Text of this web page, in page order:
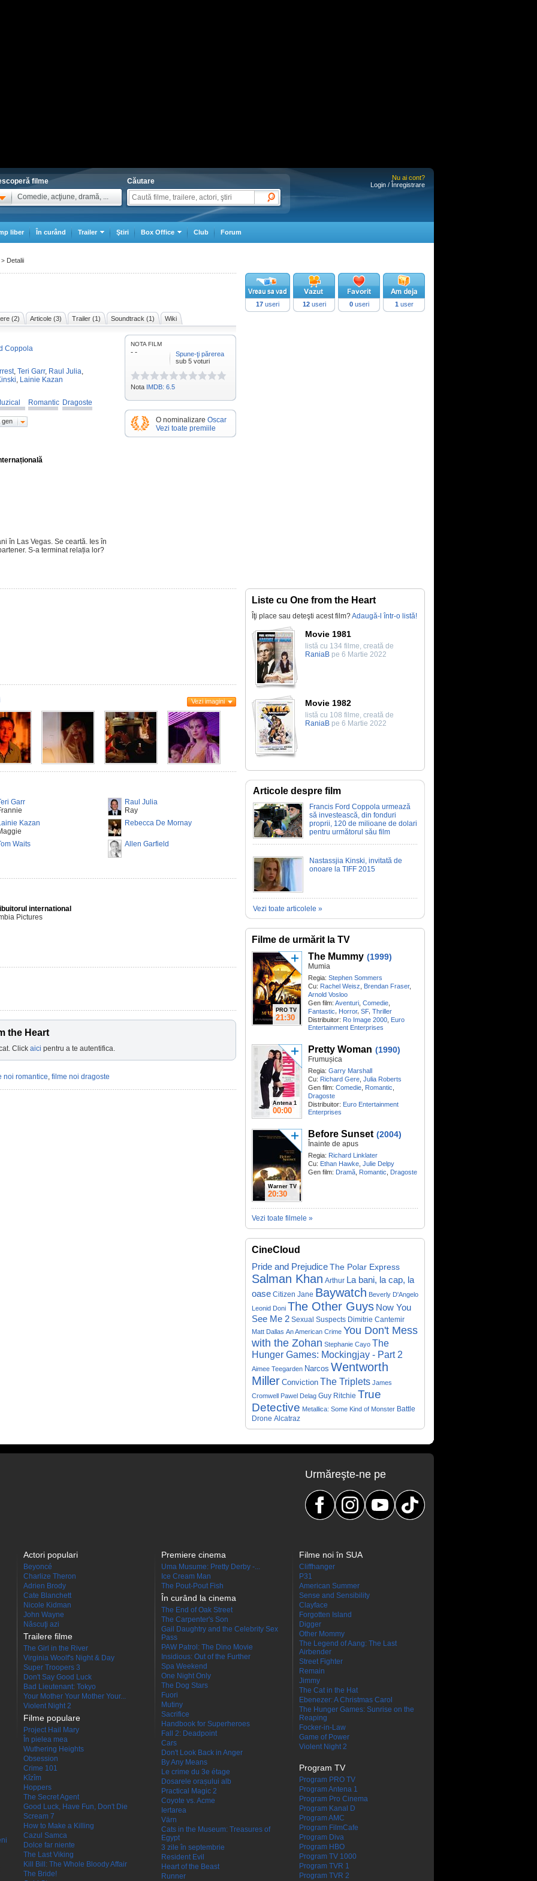
filme
Comedie, acţiune, dramă, ...
Căutare
Nu ai cont?
Login / Înregistrare
liber În curând Trailer Ştiri Box Office Club Forum
(2) Articole (3) Trailer (1) Soundtrack (1) Wiki
Coppola
, Teri Garr, Raul Julia,
, Lainie Kazan
Romantic Dragoste
gen
în Las Vegas. Se ceartă. Ies în
S-a terminat relația lor?
NOTA FILM
- -
Spune-ţi părerea
sub 5 voturi
Nota IMDB: 6.5
O nominalizare Oscar
Vezi toate premiile
17 useri 12useri 0useri 1 user
Vezi imagini
Garr
Raul Julia
Ray
Kazan
Rebecca De Mornay
Waits Allen Garfield
international
Pictures
the Heart
Click aici pentru a te autentifica.
noi romantice, filme noi dragoste
Liste cu One from the Heart
Îţi place sau deteşti acest film?Adaugă-l într-o listă!
Movie 1981
listă cu 134 filme, creată de
RaniaB pe 6 Martie 2022
Movie 1982
listă cu 108 filme, creată de
RaniaB pe 6 Martie 2022
Articole despre film
Francis Ford Coppola urmează
să investească, din fonduri
proprii, 120 de milioane de dolari
pentru următorul său film
Nastassjia Kinski, invitată de
onoare la TIFF 2015
Vezi toate articolele »
Filme de urmărit la TV
PRO TV
21:30
The Mummy (1999)
Mumia
Regia: Stephen Sommers
Cu: Rachel Weisz Brendan Fraser,
Arnold Vosloo
Gen film: Aventuri Comedie
Fantastic, Horror, SF, Thriller
Distribuitor: Ro Image 2000 Euro
Entertainment Enterprises
Antena 1
00:00
Pretty Woman (1990)
Frumușica
Regia: Garry Marshall
Cu: Richard Gere Julia Roberts
Gen film: Comedie Romantic
Dragoste
Distribuitor: Euro Entertainment
Enterprises
Warner TV
20:30
Before Sunset (2004)
Înainte de apus
Regia: Richard Linklater
Cu: Ethan Hawke Julie Delpy
Gen film: Dramă Romantic Dragoste
Vezi toate filmele »
CineCloud
Pride and PrejudiceThe Polar Express
Salman Khan Arthur La bani, la cap, la
oase Citizen Jane Baywatch Beverly D'Angelo
Leonid Doni The Other Guys Now You
See Me 2 Sexual Suspects Dimitrie Cantemir
Matt Dallas An American Crime You Don't Mess
with the Zohan Stephanie Cayo The
Hunger Games: Mockingjay - Part 2
Aimee Teegarden Narcos Wentworth
Miller Conviction The Triplets James
Cromwell Pawel Delag Guy Ritchie True
Detective Metallica: Some Kind of Monster Battle
Drone Alcatraz
> Detalii
Urmăreşte-ne pe
Actori populari
Beyoncé
Charlize Theron
Adrien Brody
Cate Blanchett
Nicole Kidman
John Wayne
Născuţi azi
Trailere filme
The Girl in the River
Virginia Woolf's Night & Day
Super Troopers 3
Don't Say Good Luck
Bad Lieutenant: Tokyo
Your Mother Your Mother Your...
Violent Night 2
Filme populare
Project Hail Mary
În pielea mea
Wuthering Heights
Obsession
Crime 101
Kîzîm
Hoppers
The Secret Agent
Good Luck, Have Fun, Don't Die
Scream 7
How to Make a Killing
Cazul Samca
Dolce far niente
The Last Viking
Kill Bill: The Whole Bloody Affair
The Bride!
Premiere cinema
Uma Musume: Pretty Derby -...
Ice Cream Man
The Pout-Pout Fish
În curând la cinema
The End of Oak Street
The Carpenter's Son
Gail Daughtry and the Celebrity Sex
Pass
PAW Patrol: The Dino Movie
Insidious: Out of the Further
Spa Weekend
One Night Only
The Dog Stars
Fuori
Mutiny
Sacrifice
Handbook for Superheroes
Fall 2: Deadpoint
Cars
Don't Look Back in Anger
By Any Means
Le crime du 3e étage
Dosarele orașului alb
Practical Magic 2
Coyote vs. Acme
Iertarea
Värn
Cats in the Museum: Treasures of
Egypt
3 zile în septembrie
Resident Evil
Heart of the Beast
Runner
Filme noi în SUA
Cliffhanger
P31
American Summer
Sense and Sensibility
Clayface
Forgotten Island
Digger
Other Mommy
The Legend of Aang: The Last
Airbender
Street Fighter
Remain
Jimmy
The Cat in the Hat
Ebenezer: A Christmas Carol
The Hunger Games: Sunrise on the
Reaping
Focker-in-Law
Game of Power
Violent Night 2
Program TV
Program PRO TV
Program Antena 1
Program Pro Cinema
Program Kanal D
Program AMC
Program FilmCafe
Program Diva
Program HBO
Program TV 1000
Program TVR 1
Program TVR 2